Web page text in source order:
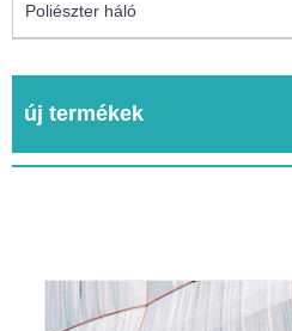
Poliészter háló
új termékek